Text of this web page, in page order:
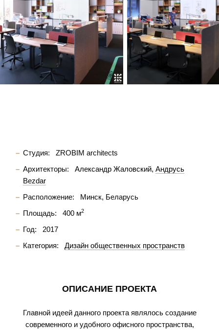
Студия:
ZROBIM architects
Архитекторы:
Александр Жаловский Андрусь
Bezdar
Расположение:
Минск, Беларусь
Площадь:
400 м2
Год:
2017
Категория:
Дизайн общественных пространств
ОПИСАНИЕ ПРОЕКТА
Главной идеей данного проекта являлось создание
современного и удобного офисного пространства,